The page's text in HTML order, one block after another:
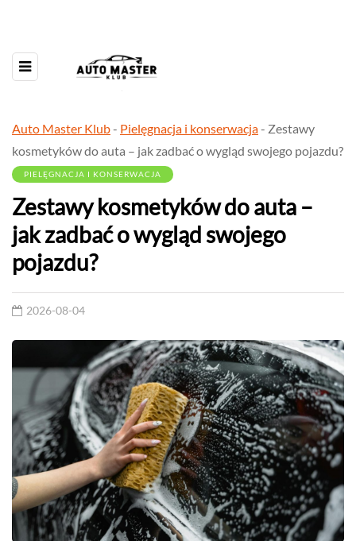
Auto Master Klub- Pielęgnacja i konserwacja- Zestawy
kosmetyków do auta – jak zadbać o wygląd swojego pojazdu?
PIELĘGNACJA I KONSERWACJA
Zestawy kosmetyków do auta –
jak zadbać o wygląd swojego
pojazdu?
2026-08-04